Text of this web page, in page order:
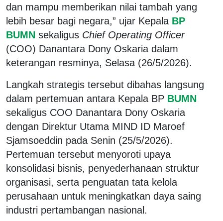
dan mampu memberikan nilai tambah yang
lebih besar bagi negara,” ujar Kepala BP
BUMN sekaligus Chief Operating Officer
(COO) Danantara Dony Oskaria dalam
keterangan resminya, Selasa (26/5/2026).
Langkah strategis tersebut dibahas langsung
dalam pertemuan antara Kepala BP BUMN
sekaligus COO Danantara Dony Oskaria
dengan Direktur Utama MIND ID Maroef
Sjamsoeddin pada Senin (25/5/2026).
Pertemuan tersebut menyoroti upaya
konsolidasi bisnis, penyederhanaan struktur
organisasi, serta penguatan tata kelola
perusahaan untuk meningkatkan daya saing
industri pertambangan nasional.